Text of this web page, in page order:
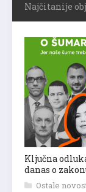
Najčitanije
Ključna
danas o
Ostale